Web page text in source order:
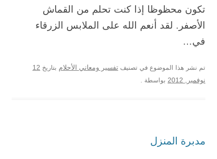
تكون محظوظا إذا كنت تحلم من القماش
الأصفر. لقد أنعم الله على الملابس الزرقاء
في…
تم نشر هذا الموضوع في تصنيف تفسير ومعاني الأحلام بتاريخ 12
نوفمبر, 2012
بواسطة .
مدبرة المنزل